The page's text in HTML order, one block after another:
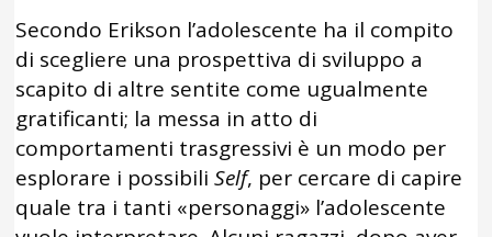
Secondo Erikson l’adolescente ha il compito
di scegliere una prospettiva di sviluppo a
scapito di altre sentite come ugualmente
gratificanti; la messa in atto di
comportamenti trasgressivi è un modo per
esplorare i possibiliSelf, per cercare di capire
quale tra i tanti «personaggi» l’adolescente